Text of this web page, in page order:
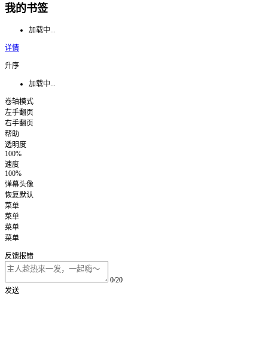
我的书签
加载中...
详情
升序
加载中...
卷轴模式
左手翻页
右手翻页
帮助
透明度
100%
速度
100%
弹幕头像
恢复默认
菜单
菜单
菜单
菜单
反馈报错
0/20
发送